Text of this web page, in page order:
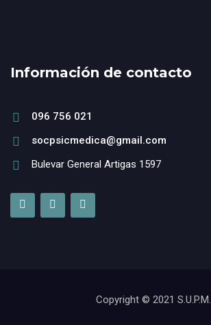
Información de contacto
096 756 021
socpsicmedica@gmail.com
Bulevar General Artigas 1597
Copyright © 2021 S.U.P.M.